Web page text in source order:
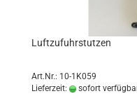
Luftzufuhrstutzen
Art.Nr.: 10-1K059
Lieferzeit:
sofort